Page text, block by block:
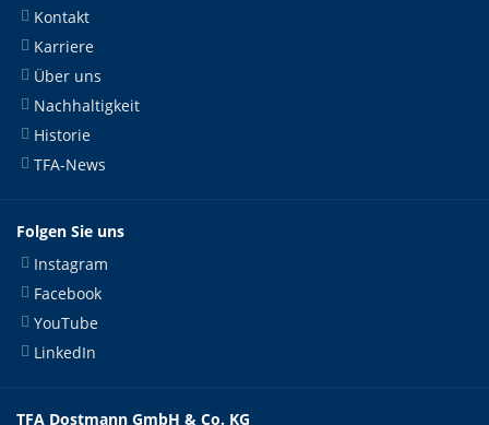
Kontakt
Karriere
Über uns
Nachhaltigkeit
Historie
TFA-News
Folgen Sie uns
Instagram
Facebook
YouTube
LinkedIn
TFA Dostmann GmbH & Co. KG